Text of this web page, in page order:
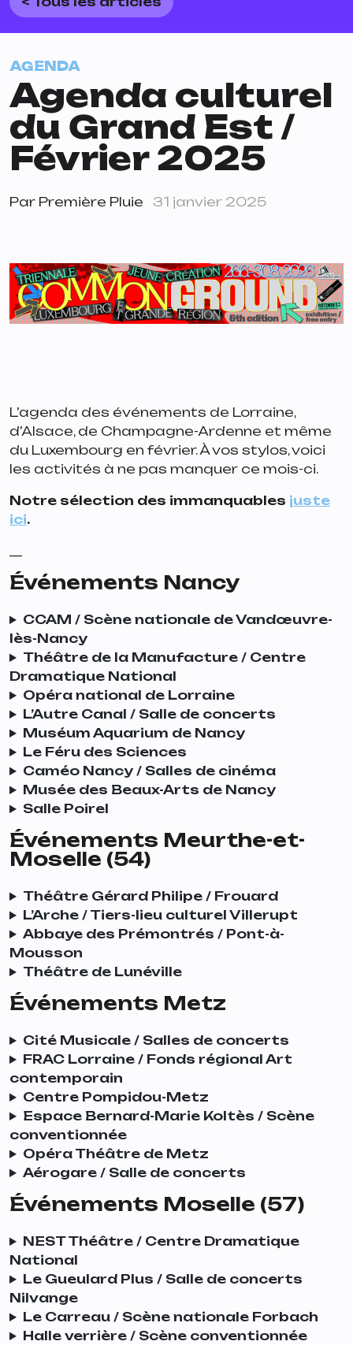
AGENDA
Agenda culturel
du Grand Est /
Février 2025
Par Première Pluie 31 janvier 2025
L’agenda des événements de Lorraine,
d’Alsace, de Champagne-Ardenne et même
du Luxembourg en février. À vos stylos, voici
les activités à ne pas manquer ce mois-ci.
Notre sélection des immanquables juste
ici.
Événements Nancy
CCAM / Scène nationale de Vandœuvre-
lès-Nancy
Théâtre de la Manufacture / Centre
Dramatique National
Opéra national de Lorraine
L’Autre Canal / Salle de concerts
Muséum Aquarium de Nancy
Le Féru des Sciences
Caméo Nancy / Salles de cinéma
Musée des Beaux-Arts de Nancy
Salle Poirel
Événements Meurthe-et-
Moselle (54)
Théâtre Gérard Philipe / Frouard
L’Arche / Tiers-lieu culturel Villerupt
Abbaye des Prémontrés / Pont-à-
Mousson
Théâtre de Lunéville
Événements Metz
Cité Musicale / Salles de concerts
FRAC Lorraine / Fonds régional Art
contemporain
Centre Pompidou-Metz
Espace Bernard-Marie Koltès / Scène
conventionnée
Opéra Théâtre de Metz
Aérogare / Salle de concerts
Événements Moselle (57)
NEST Théâtre / Centre Dramatique
National
Le Gueulard Plus / Salle de concerts
Nilvange
Le Carreau / Scène nationale Forbach
Halle verrière / Scène conventionnée